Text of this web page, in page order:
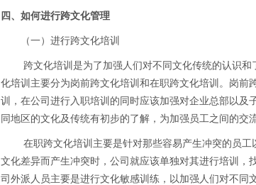
四、如何进行跨文化管理
（一）进行跨文化培训
跨文化培训是为了加强人们对不同文化传统的认识和
化培训主要分为岗前跨文化培训和在职跨文化培训。岗
训，在公司进行入职培训的同时应该加强对企业总部以
同地区的文化及传统有初步的了解，为加强员工之间的交
在职跨文化培训主要是针对那些容易产生冲突的员工
文化差异而产生冲突时，公司就应该单独对其进行培训
司外派人员主要是进行文化敏感训练，以加强人们对不